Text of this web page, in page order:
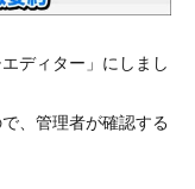
ディター」にしまし
、管理者が確認する